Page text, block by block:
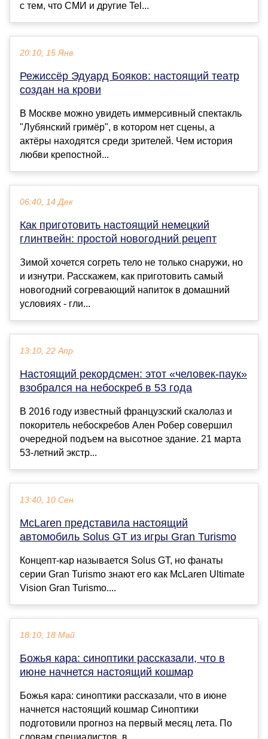
с тем, что СМИ и другие Tel...
20:10, 15 Янв
Режиссёр Эдуард Бояков: настоящий театр
создан на крови
В Москве можно увидеть иммерсивный спектакль
"Лубянский гримёр", в котором нет сцены, а
актёры находятся среди зрителей. Чем история
любви крепостной...
06:40, 14 Дек
Как приготовить настоящий немецкий
глинтвейн: простой новогодний рецепт
Зимой хочется согреть тело не только снаружи, но
и изнутри. Расскажем, как приготовить самый
новогодний согревающий напиток в домашний
условиях - гли...
13:10, 22 Апр
Настоящий рекордсмен: этот «человек-паук»
взобрался на небоскреб в 53 года
В 2016 году известный французский скалолаз и
покоритель небоскребов Ален Робер совершил
очередной подъем на высотное здание. 21 марта
53-летний экстр...
13:40, 10 Сен
McLaren представила настоящий
автомобиль Solus GT из игры Gran Turismo
Концепт-кар называется Solus GT, но фанаты
серии Gran Turismo знают его как McLaren Ultimate
Vision Gran Turismo....
18:10, 18 Май
Божья кара: синоптики рассказали, что в
июне начнется настоящий кошмар
Божья кара: синоптики рассказали, что в июне
начнется настоящий кошмар Синоптики
подготовили прогноз на первый месяц лета. По